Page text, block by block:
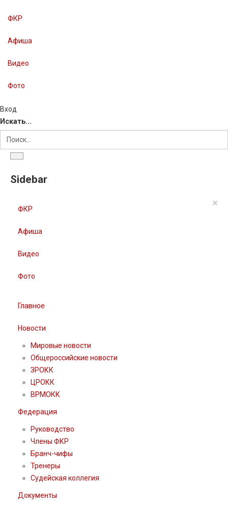
ФКР
Афиша
Видео
Фото
Вход
Искать...
Sidebar
×
ФКР
Афиша
Видео
Фото
Главное
Новости
Мировые новости
Общероссийские новости
ЗРОКК
ЦРОКК
ВРМОКК
Федерация
Руководство
Члены ФКР
Бранч-чифы
Тренеры
Судейская коллегия
Документы